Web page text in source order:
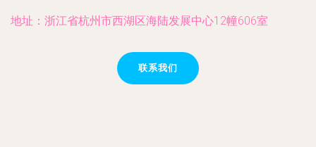
地址：浙江省杭州市西湖区海陆发展中心12幢606室
联系我们